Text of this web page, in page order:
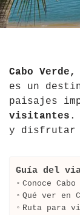
El
Hawái
México
Nicaragua
Perú
Jordania
La India
Malasia
Mongolia
Nepal
Croacia
Escocia
Eslovenia
España
Francia
Grecia
Cabo
es un
paisajes
visitantes .
y disfrutar
Guía del
Conoce Cabo
Qué ver en
Ruta para